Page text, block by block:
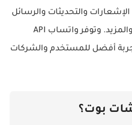
والتحديثات والرسائل
الآلية والردود السريعة والمزيد. وتوفر واتساب API
أفضل للمستخدم والشركات
بوت؟